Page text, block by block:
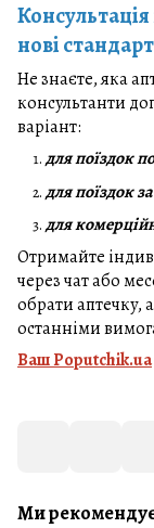
нові
Не знаєте, яка
консультанти
варіант:
для поїздок
для поїздок
для
Отримайте
через чат або
обрати аптечку,
останніми
Ваш Рoputchik.ua
Ми